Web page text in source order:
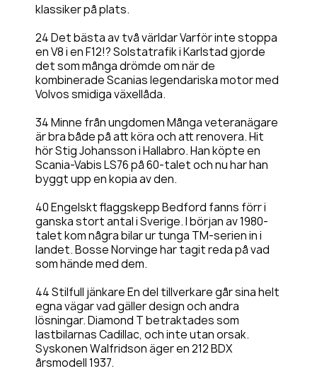
klassiker på plats.
24 Det bästa av två världar Varför inte stoppa
en V8 i en F12!? Solstatrafik i Karlstad gjorde
det som många drömde om när de
kombinerade Scanias legendariska motor med
Volvos smidiga växellåda.
34 Minne från ungdomen Många veteranägare
är bra både på att köra och att renovera. Hit
hör Stig Johansson i Hallabro. Han köpte en
Scania-Vabis LS76 på 60-talet och nu har han
byggt upp en kopia av den.
40 Engelskt flaggskepp Bedford fanns förr i
ganska stort antal i Sverige. I början av 1980-
talet kom några bilar ur tunga TM-serien in i
landet. Bosse Norvinge har tagit reda på vad
som hände med dem.
44 Stilfull jänkare En del tillverkare går sina helt
egna vägar vad gäller design och andra
lösningar. Diamond T betraktades som
lastbilarnas Cadillac, och inte utan orsak.
Syskonen Walfridson äger en 212 BDX
årsmodell 1937.